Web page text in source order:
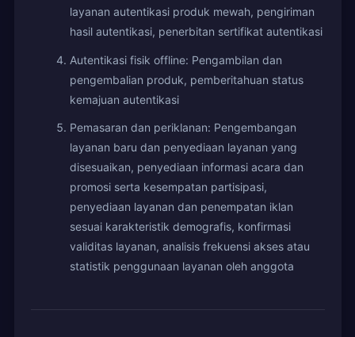
layanan autentikasi produk mewah, pengiriman
hasil autentikasi, penerbitan sertifikat autentikasi
Autentikasi fisik offline: Pengambilan dan
pengembalian produk, pemberitahuan status
kemajuan autentikasi
Pemasaran dan periklanan: Pengembangan
layanan baru dan penyediaan layanan yang
disesuaikan, penyediaan informasi acara dan
promosi serta kesempatan partisipasi,
penyediaan layanan dan penempatan iklan
sesuai karakteristik demografis, konfirmasi
validitas layanan, analisis frekuensi akses atau
statistik penggunaan layanan oleh anggota